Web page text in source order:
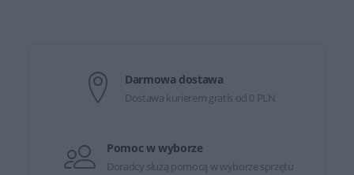
Darmowa dostawa
Dostawa kurierem gratis od 0 PLN
Pomoc w wyborze
Doradcy służą pomocą w wyborze sprzętu